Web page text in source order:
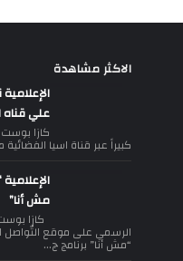
الاكثر مشاهدة
علي قناه
كازا
كبيراً عبر قناة اسيا
مش أنا”
كازا
الرسمي على موقع التّواصل
“مش أنا” برنامج ج...